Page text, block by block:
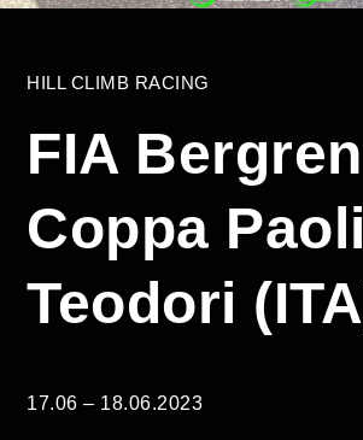
HILL CLIMB RACING
FIA
Coppa
Teodori
17.06 – 18.06.2023